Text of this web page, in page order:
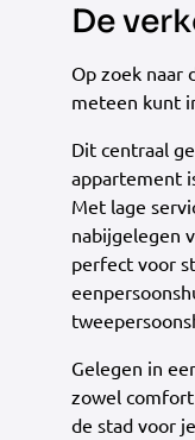
De
Op zoek naar
meteen kunt
Dit centraal
appartement
Met lage
nabijgelegen
perfect voor
Gelegen in
zowel
de stad voor